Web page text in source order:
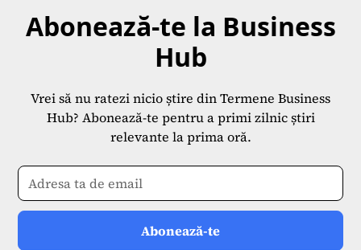
Abonează-te la Business
Hub
Vrei să nu ratezi nicio știre din Termene Business
Hub? Abonează-te pentru a primi zilnic știri
relevante la prima oră.